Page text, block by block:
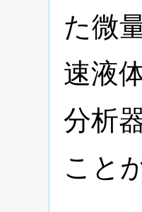
た微
速液
分析
こと